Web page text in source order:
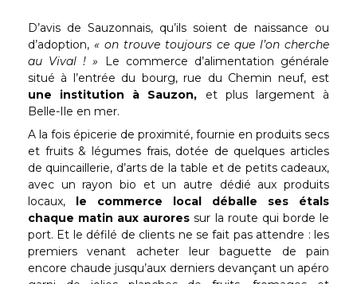
D’avis de Sauzonnais, qu’ils soient de naissance ou
d’adoption, « on trouve toujours ce que l’on cherche
au Vival ! » Le commerce d’alimentation générale
situé à l’entrée du bourg, rue du Chemin neuf, est
une institution à Sauzon, et plus largement à
Belle-Ile en mer.
A la fois épicerie de proximité, fournie en produits secs
et fruits & légumes frais, dotée de quelques articles
de quincaillerie, d’arts de la table et de petits cadeaux,
avec un rayon bio et un autre dédié aux produits
locaux,
le commerce local déballe ses étals
chaque matin aux aurores sur la route qui borde le
port. Et le défilé de clients ne se fait pas attendre : les
premiers venant acheter leur baguette de pain
encore chaude jusqu’aux derniers devançant un apéro